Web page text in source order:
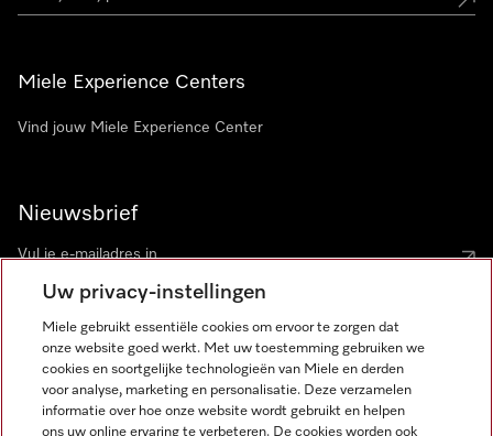
Miele Experience Centers
Vind jouw Miele Experience Center
Nieuwsbrief
Miele op Instagram
Miele op Facebook
Miele op Youtube
Uw privacy-instellingen
Miele gebruikt essentiële cookies om ervoor te zorgen dat
onze website goed werkt. Met uw toestemming gebruiken we
cookies en soortgelijke technologieën van Miele en derden
voor analyse, marketing en personalisatie. Deze verzamelen
informatie over hoe onze website wordt gebruikt en helpen
ons uw online ervaring te verbeteren. De cookies worden ook